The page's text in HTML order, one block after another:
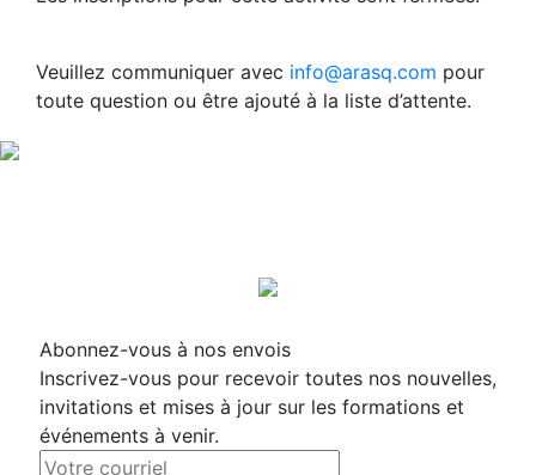
Veuillez communiquer avec info@arasq.com pour
toute question ou être ajouté à la liste d’attente.
Abonnez-vous à nos envois
Inscrivez-vous pour recevoir toutes nos nouvelles,
invitations et mises à jour sur les formations et
événements à venir.